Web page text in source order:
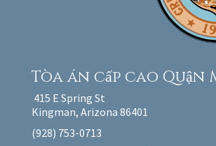
Tòa án cấp cao Quận
415 E Spring St
Kingman, Arizona 86401
(928) 753-0713